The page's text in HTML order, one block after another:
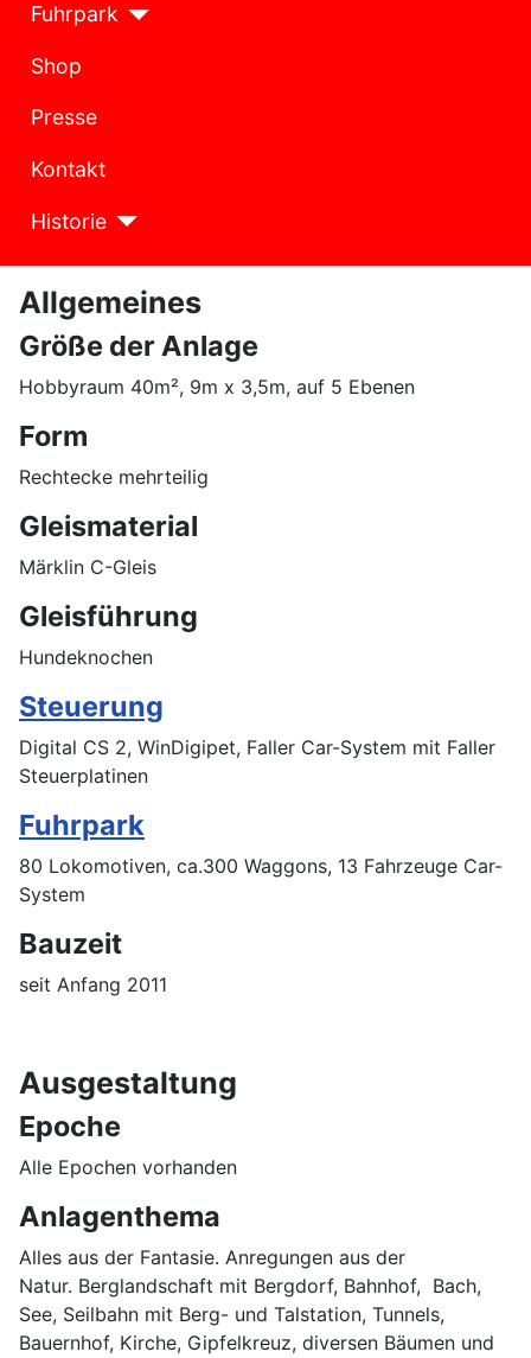
Fuhrpark
Shop
Presse
Kontakt
Historie
Allgemeines
Größe der Anlage
Hobbyraum 40m², 9m x 3,5m, auf 5 Ebenen
Form
Rechtecke mehrteilig
Gleismaterial
Märklin C-Gleis
Gleisführung
Hundeknochen
Steuerung
Digital CS 2, WinDigipet, Faller Car-System mit Faller
Steuerplatinen
Fuhrpark
80 Lokomotiven, ca.300 Waggons, 13 Fahrzeuge Car-
System
Bauzeit
seit Anfang 2011
Ausgestaltung
Epoche
Alle Epochen vorhanden
Anlagenthema
Alles aus der Fantasie. Anregungen aus der
Natur. Berglandschaft mit Bergdorf, Bahnhof, Bach,
See, Seilbahn mit Berg- und Talstation, Tunnels,
Bauernhof, Kirche, Gipfelkreuz, diversen Bäumen und